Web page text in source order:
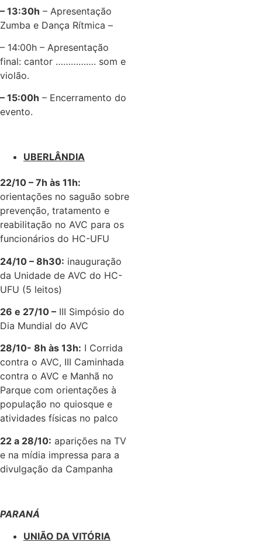
– 13:30h – Apresentação
Zumba e Dança Rítmica –
– 14:00h – Apresentação
final: cantor ……………. som e
violão.
– 15:00h – Encerramento do
evento.
UBERLÂNDIA
22/10 – 7h às 11h:
orientações no saguão sobre
prevenção, tratamento e
reabilitação no AVC para os
funcionários do HC-UFU
24/10 – 8h30: inauguração
da Unidade de AVC do HC-
UFU (5 leitos)
26 e 27/10 – III Simpósio do
Dia Mundial do AVC
28/10- 8h às 13h: I Corrida
contra o AVC, III Caminhada
contra o AVC e Manhã no
Parque com orientações à
população no quiosque e
atividades físicas no palco
22 a 28/10: aparições na TV
e na mídia impressa para a
divulgação da Campanha
PARANÁ
UNIÃO DA VITÓRIA